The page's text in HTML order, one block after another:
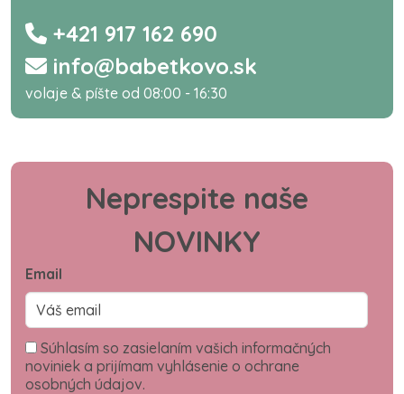
+421 917 162 690
info@babetkovo.sk
volaje & píšte od 08:00 - 16:30
Neprespite naše
NOVINKY
Email
Súhlasím so zasielaním vašich informačných
noviniek a prijímam vyhlásenie o ochrane
osobných údajov.